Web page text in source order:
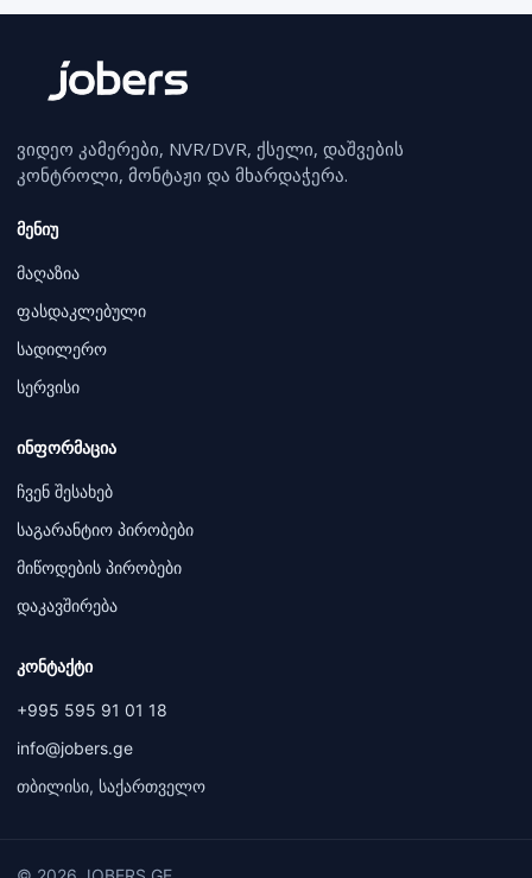
ვიდეო კამერები, NVR/DVR, ქსელი, დაშვების
კონტროლი, მონტაჟი და მხარდაჭერა.
მენიუ
მაღაზია
ფასდაკლებული
სადილერო
სერვისი
ინფორმაცია
ჩვენ შესახებ
საგარანტიო პირობები
მიწოდების პირობები
დაკავშირება
კონტაქტი
+995 595 91 01 18
info@jobers.ge
თბილისი, საქართველო